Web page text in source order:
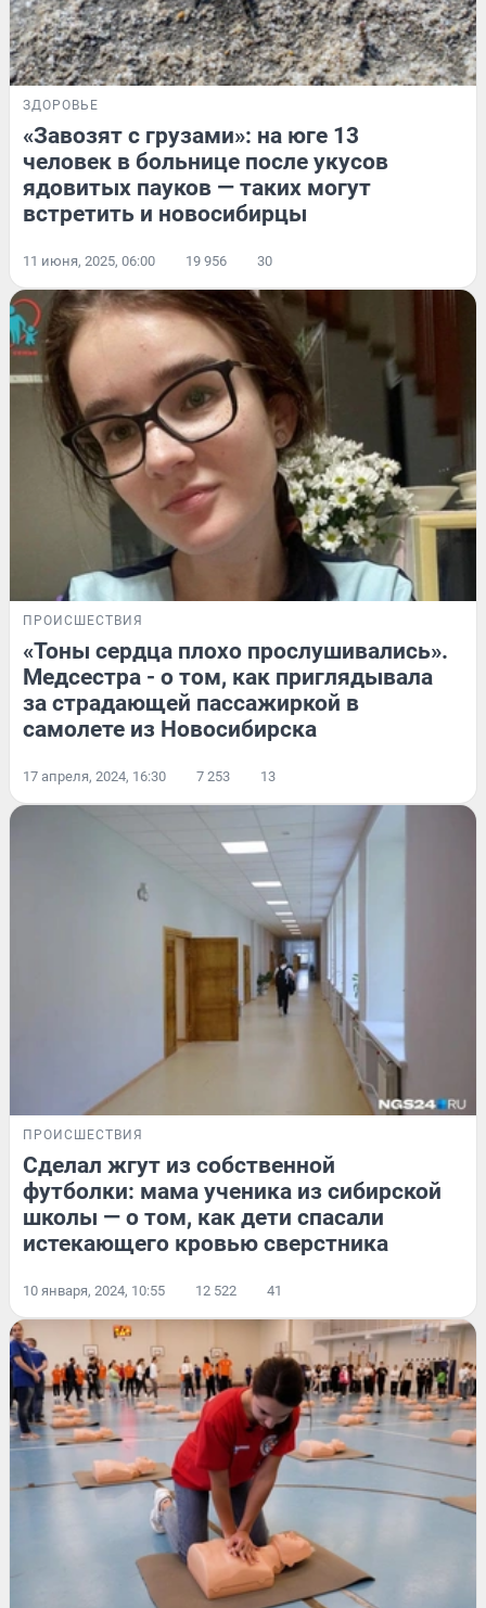
ЗДОРОВЬЕ
«Завозят с грузами»: на юге 13
человек в больнице после укусов
ядовитых пауков — таких могут
встретить и новосибирцы
11 июня, 2025, 06:00 19 956 30
ПРОИСШЕСТВИЯ
«Тоны сердца плохо прослушивались».
Медсестра - о том, как приглядывала
за страдающей пассажиркой в
самолете из Новосибирска
17 апреля, 2024, 16:30 7 253 13
ПРОИСШЕСТВИЯ
Сделал жгут из собственной
футболки: мама ученика из сибирской
школы — о том, как дети спасали
истекающего кровью сверстника
10 января, 2024, 10:55 12 522 41